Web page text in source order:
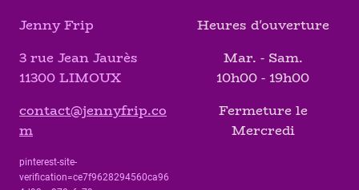
Jenny Frip
3 rue Jean Jaurès
11300 LIMOUX
contact@jennyfrip.co
m
pinterest-site-
verification=ce7f9628294560ca96
Heures d'ouverture
Mar. - Sam.
10h00 - 19h00
Fermeture le
Mercredi